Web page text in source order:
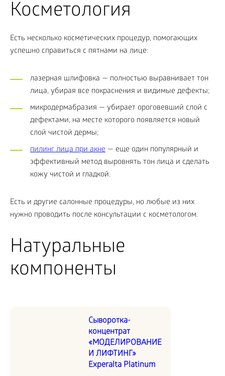
Косметология
Есть несколько косметических процедур, помогающих
успешно справиться с пятнами на лице:
лазерная шлифовка — полностью выравнивает тон
лица, убирая все покраснения и видимые дефекты;
микродермабразия — убирает ороговевший слой с
дефектами, на месте которого появляется новый
слой чистой дермы;
пилинг лица при акне — еще один популярный и
эффективный метод выровнять тон лица и сделать
кожу чистой и гладкой.
Есть и другие салонные процедуры, но любые из них
нужно проводить после консультации с косметологом.
Натуральные
компоненты
Сыворотка-
концентрат
«МОДЕЛИРОВАНИЕ
И ЛИФТИНГ»
Experalta Platinum